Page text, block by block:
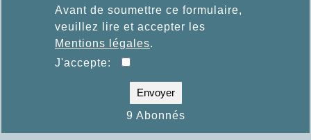
Avant de soumettre ce formulaire,
veuillez lire et accepter les
Mentions légales.
J'accepte:
Envoyer
9 Abonnés